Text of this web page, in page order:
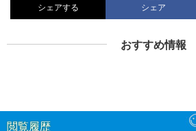
シェアする シェア
おすすめ情報
閲覧履歴